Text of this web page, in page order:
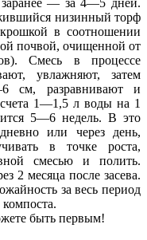
низинный торф
в соотношении
почвой, очищенной от
Смесь в процессе
увлажняют, затем
см, разравнивают и
1—1,5 л воды на 1
5—6 недель. В это
или через день,
в точке роста,
смесью и полить.
2 месяца после засева.
за весь период
быть первым!